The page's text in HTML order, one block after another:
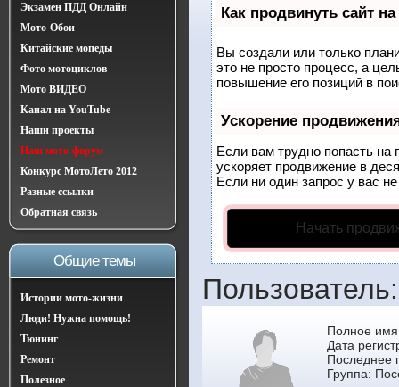
Экзамен ПДД Онлайн
Мото-Обои
Китайские мопеды
Фото мотоциклов
Мото ВИДЕО
Канал на YouTube
Наши проекты
Наш мото-форум
Конкурс МотоЛето 2012
Разные ссылки
Обратная связь
Общие темы
Истории мото-жизни
Люди! Нужна помощь!
Тюнинг
Ремонт
Полезное
Как продвинуть сайт
Вы создали или только
это не просто процесс, а
повышение его позиций в
Ускорение
Если вам трудно попасть на
ускоряет продвижение в
Если ни один запрос у вас
Начать
Полное
Дата
Последнее
Группа: